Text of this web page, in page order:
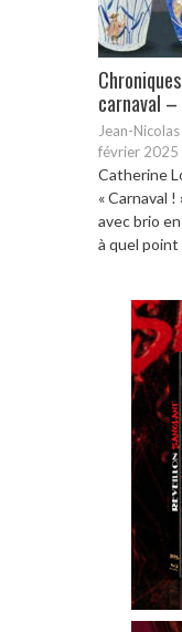
carnaval
Jean-
février 2025
Catherine
« Carnaval
avec brio
à quel point